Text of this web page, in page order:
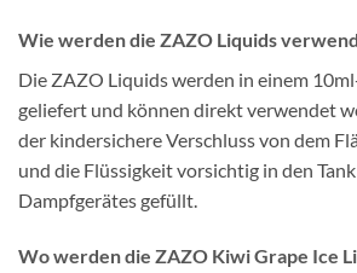
Wie werden die ZAZO Liquids
Die ZAZO Liquids werden in einem
geliefert und können direkt verwendet
der kindersichere Verschluss von dem
und die Flüssigkeit vorsichtig in den
Dampfgerätes gefüllt.
Wo werden die ZAZO Kiwi Grape Ice